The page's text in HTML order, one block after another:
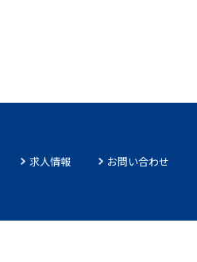
求人情報 お問い合わせ